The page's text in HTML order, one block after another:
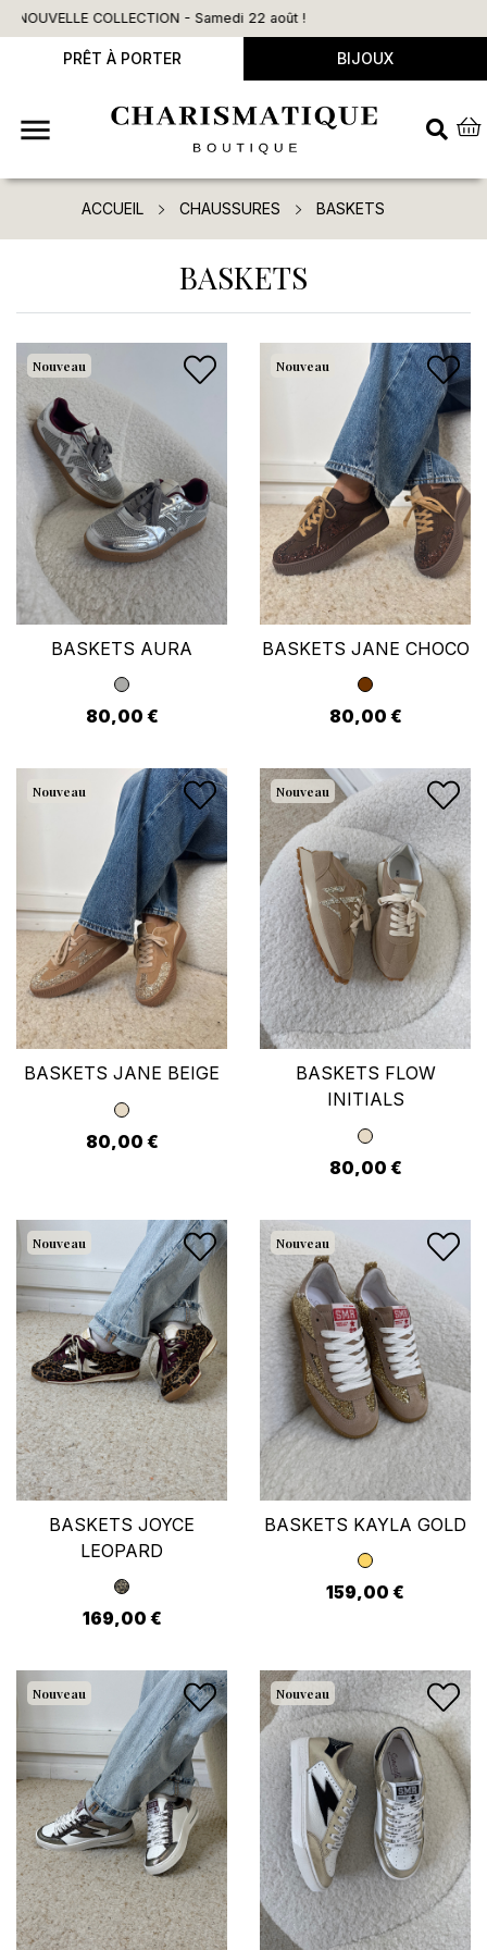
Livraison offerte dès 90€ d’achat
PRÊT À PORTER BIJOUX

ACCUEIL CHAUSSURES BASKETS
BASKETS
Nouveau
BASKETS AURA
80,00 €
Nouveau
BASKETS JANE CHOCO
80,00 €
Nouveau
BASKETS JANE BEIGE
80,00 €
Nouveau
BASKETS FLOW
INITIALS
80,00 €
Nouveau
BASKETS JOYCE
LEOPARD
169,00 €
Nouveau
BASKETS KAYLA GOLD
159,00 €
Nouveau Nouveau